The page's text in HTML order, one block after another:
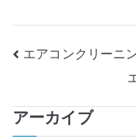
投
ナ
エアコンクリーニ
アーカイブ